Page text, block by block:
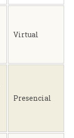
Virtual
Presencial